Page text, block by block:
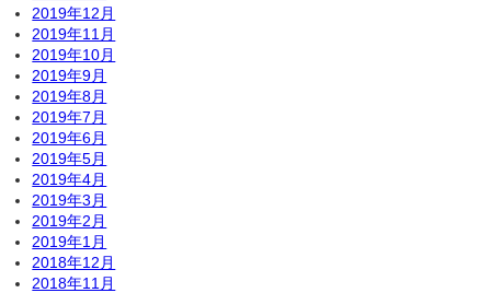
2019年12月
2019年11月
2019年10月
2019年9月
2019年8月
2019年7月
2019年6月
2019年5月
2019年4月
2019年3月
2019年2月
2019年1月
2018年12月
2018年11月